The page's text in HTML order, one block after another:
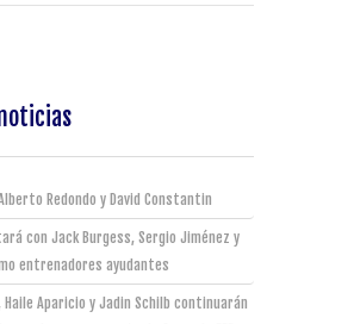
Redondo y David Constantin
con Jack Burgess, Sergio Jiménez y
entrenadores ayudantes
Haile Aparicio y Jadin Schilb continuarán